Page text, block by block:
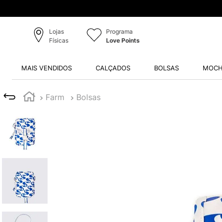
Lojas
Físicas
Programa
Love Points
MAIS VENDIDOS CALÇADOS BOLSAS
Farm Bolsas